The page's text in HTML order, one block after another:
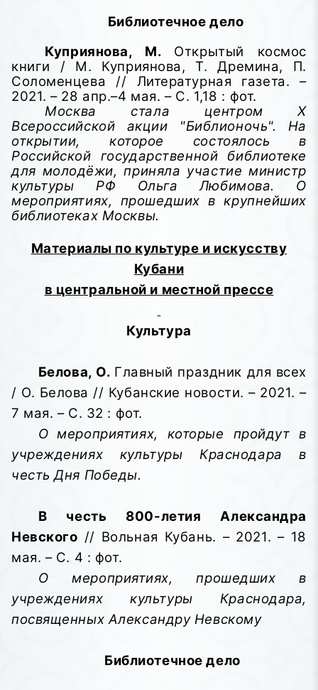
Библиотечное дело
Куприянова, М. Открытый космос
книги / М. Куприянова, Т. Дремина, П.
Соломенцева // Литературная газета. –
2021. – 28 апр.–4 мая. – С. 1,18 : фот.
Москва стала центром X
Всероссийской акции "Библионочь". На
открытии, которое состоялось в
Российской государственной библиотеке
для молодёжи, приняла участие министр
культуры РФ Ольга Любимова. О
мероприятиях, прошедших в крупнейших
библиотеках Москвы.
Материалы по культуре и искусству
Кубани
в центральной и местной прессе
Культура
Белова, О. Главный праздник для всех
/ О. Белова // Кубанские новости. – 2021. –
7 мая. – С. 32 : фот.
О мероприятиях, которые пройдут в
учреждениях культуры Краснодара в
честь Дня Победы.
В честь 800-летия Александра
Невского // Вольная Кубань. – 2021. – 18
мая. – С. 4 : фот.
О мероприятиях, прошедших в
учреждениях культуры Краснодара,
посвященных Александру Невскому
Библиотечное дело